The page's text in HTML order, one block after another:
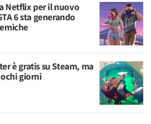
Netflix per il nuovo
6 sta generando
è gratis su Steam, ma
giorni